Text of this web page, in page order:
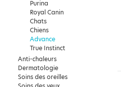
Purina
Royal Canin
Chats
Chiens
Advance
True Instinct
Anti-chaleurs
Dermatologie
Soins des oreilles